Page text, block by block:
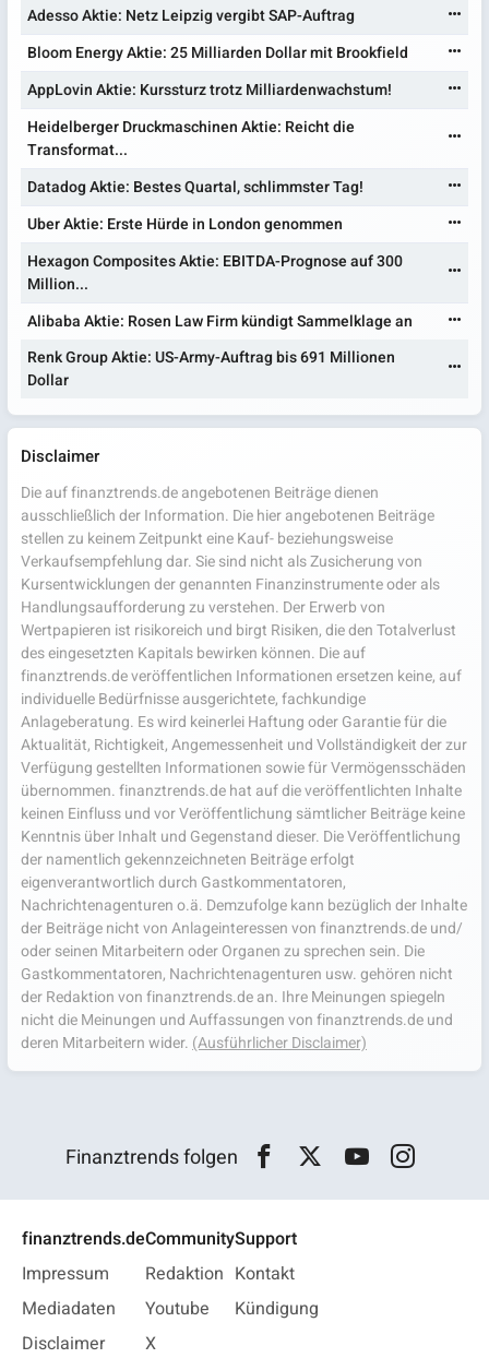
Adesso Aktie: Netz Leipzig vergibt SAP-Auftrag
Bloom Energy Aktie: 25 Milliarden Dollar mit Brookfield
AppLovin Aktie: Kurssturz trotz Milliardenwachstum!
Heidelberger Druckmaschinen Aktie: Reicht die
Transformat...
Datadog Aktie: Bestes Quartal, schlimmster Tag!
Uber Aktie: Erste Hürde in London genommen
Hexagon Composites Aktie: EBITDA-Prognose auf 300
Million...
Alibaba Aktie: Rosen Law Firm kündigt Sammelklage an
Renk Group Aktie: US-Army-Auftrag bis 691 Millionen
Dollar
Disclaimer
Die auf finanztrends.de angebotenen Beiträge dienen
ausschließlich der Information. Die hier angebotenen Beiträge
stellen zu keinem Zeitpunkt eine Kauf- beziehungsweise
Verkaufsempfehlung dar. Sie sind nicht als Zusicherung von
Kursentwicklungen der genannten Finanzinstrumente oder als
Handlungsaufforderung zu verstehen. Der Erwerb von
Wertpapieren ist risikoreich und birgt Risiken, die den Totalverlust
des eingesetzten Kapitals bewirken können. Die auf
finanztrends.de veröffentlichen Informationen ersetzen keine, auf
individuelle Bedürfnisse ausgerichtete, fachkundige
Anlageberatung. Es wird keinerlei Haftung oder Garantie für die
Aktualität, Richtigkeit, Angemessenheit und Vollständigkeit der zur
Verfügung gestellten Informationen sowie für Vermögensschäden
übernommen. finanztrends.de hat auf die veröffentlichten Inhalte
keinen Einfluss und vor Veröffentlichung sämtlicher Beiträge keine
Kenntnis über Inhalt und Gegenstand dieser. Die Veröffentlichung
der namentlich gekennzeichneten Beiträge erfolgt
eigenverantwortlich durch Gastkommentatoren,
Nachrichtenagenturen o.ä. Demzufolge kann bezüglich der Inhalte
der Beiträge nicht von Anlageinteressen von finanztrends.de und/
oder seinen Mitarbeitern oder Organen zu sprechen sein. Die
Gastkommentatoren, Nachrichtenagenturen usw. gehören nicht
der Redaktion von finanztrends.de an. Ihre Meinungen spiegeln
nicht die Meinungen und Auffassungen von finanztrends.de und
deren Mitarbeitern wider. (Ausführlicher Disclaimer)
Finanztrends folgen
finanztrends.de
Impressum
Mediadaten
Disclaimer
Community
Redaktion
Youtube
X
Support
Kontakt
Kündigung